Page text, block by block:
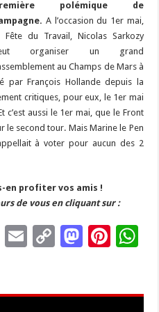
p
c
h
at
l
y
Li
n
k
d
o
n
es
t
p
p
polémique de
A l’occasion du 1er mai,
Fête du Travail, Nicolas Sarkozy
organiser un grand
au Champs de Mars à
par François Hollande depuis la
critiques, pour eux, le 1er mai
c’est aussi le 1er mai, que le Front
second tour. Mais Marine le Pen
à voter pour aucun des 2
en profiter vos amis !
de vous en cliquant sur :
S
p
E
l
C
y
M
d
Pi
es